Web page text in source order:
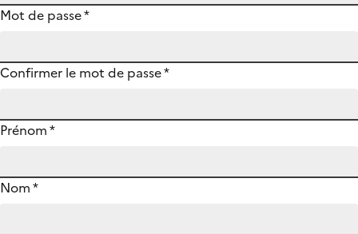
Mot de passe*
Confirmer le mot de passe*
Prénom*
Nom*